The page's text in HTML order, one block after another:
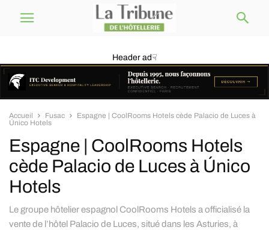
Header ad☟
Accueil Fusac
Espagne | CoolRooms Hotels cède Palacio de Luces à
Único Hotels
Espagne | CoolRooms Hotels
cède Palacio de Luces à Único
Hotels
Le groupe hôtelier espagnol CoolRooms Hotels a officialisé la
vente de l’hôtel Palacio de Luces, situé dans les Asturies, à